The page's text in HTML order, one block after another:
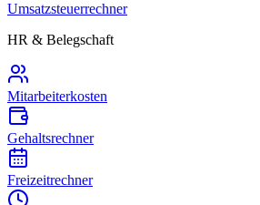
Umsatzsteuerrechner
HR & Belegschaft
Mitarbeiterkosten
Gehaltsrechner
Freizeitrechner